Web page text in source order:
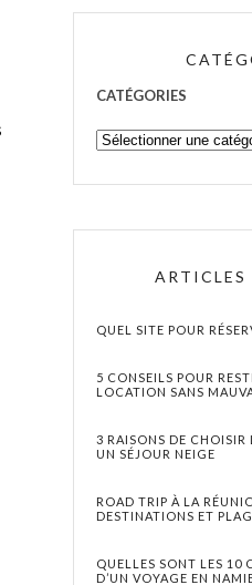
CATÉGORIES
ARTICLES
QUEL SITE POUR
5 CONSEILS POUR
LOCATION SANS
3 RAISONS DE CHOISIR
UN SÉJOUR NEIGE
ROAD TRIP À LA
DESTINATIONS ET
QUELLES SONT LES 10
D’UN VOYAGE EN